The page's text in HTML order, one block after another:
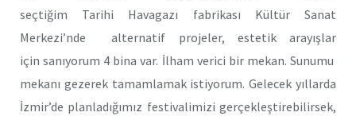
seçtiğim Tarihi Havagazı fabrikası Kültür Sanat
Merkezi’nde alternatif projeler, estetik arayışlar
için sanıyorum 4 bina var. İlham verici bir mekan. Sunumu
mekanı gezerek tamamlamak istiyorum. Gelecek yıllarda
İzmir’de planladığımız festivalimizi gerçekleştirebilirsek,